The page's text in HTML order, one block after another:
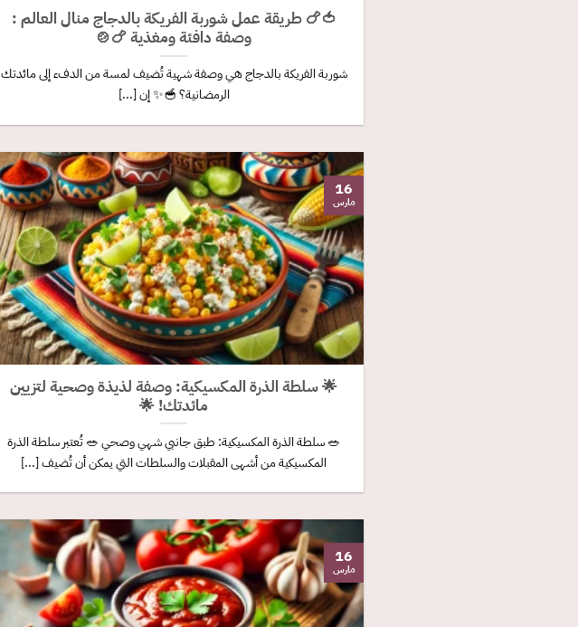
🍅🍗 طريقة عمل شوربة الفريكة بالدجاج منال العالم :
وصفة دافئة ومغذية 🍗🍲
شوربة الفريكة بالدجاج هي وصفة شهية تُضيف لمسة من الدفء إلى مائدتك
الرمضانية؟ 🥣✨ إن [...]
🌟 سلطة الذرة المكسيكية: وصفة لذيذة وصحية لتزيين
مائدتك! 🌟
🥗 سلطة الذرة المكسيكية: طبق جانبي شهي وصحي 🥗 تُعتبر سلطة الذرة
المكسيكية من أشهى المقبلات والسلطات التي يمكن أن تُضيف [...]
16
مارس
16
مارس